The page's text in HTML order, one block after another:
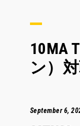
10MA
ン）
September 6,